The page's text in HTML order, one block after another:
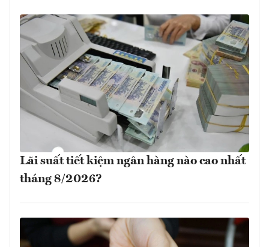
Lãi suất tiết kiệm ngân hàng nào cao nhất
tháng 8/2026?